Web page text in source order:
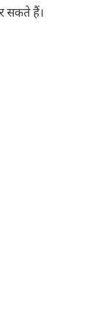
सकते हैं।